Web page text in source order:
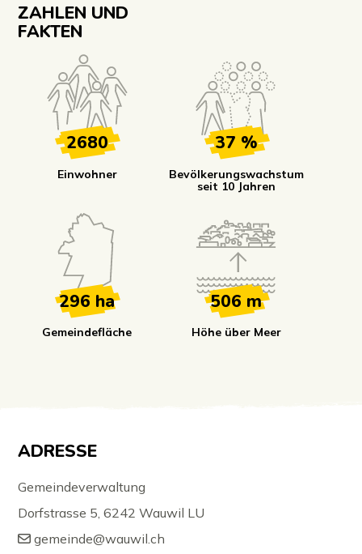
ZAHLEN UND
FAKTEN
Einwohner
2680
Bevölkerungswachstum
seit 10 Jahren
37 %
Gemeindefläche
296 ha
Höhe über Meer
506 m
Footer
ADRESSE
Gemeindeverwaltung
Dorfstrasse 5, 6242 Wauwil LU
gemeinde@wauwil.ch